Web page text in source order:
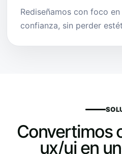
Rediseñamos con foco
confianza, sin perder
Convertimos
ux/ui en